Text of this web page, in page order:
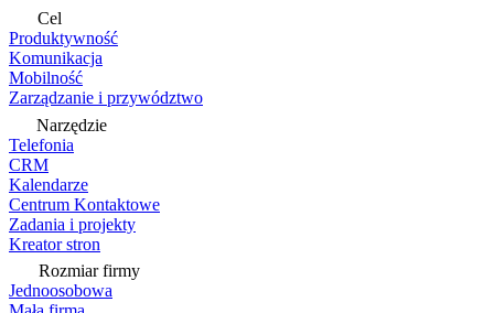
Cel
Produktywność
Komunikacja
Mobilność
Zarządzanie i przywództwo
Narzędzie
Telefonia
CRM
Kalendarze
Centrum Kontaktowe
Zadania i projekty
Kreator stron
Rozmiar firmy
Jednoosobowa